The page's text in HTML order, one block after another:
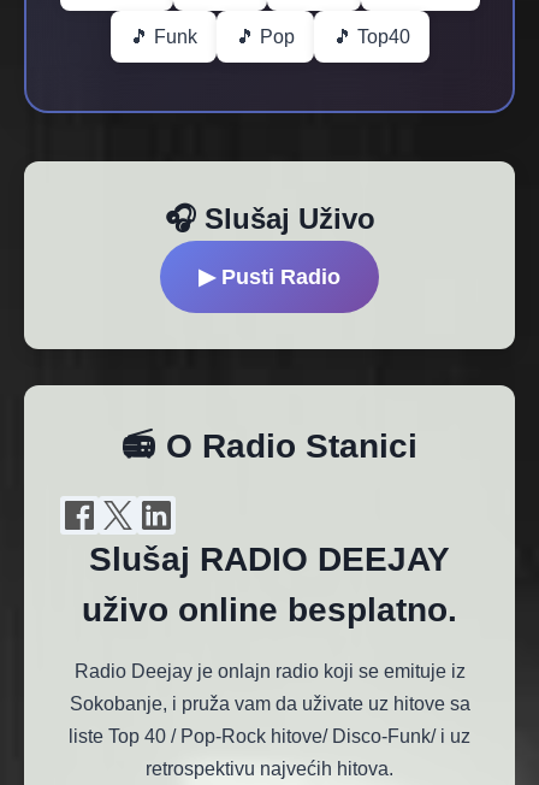
🎵 Funk 🎵 Pop 🎵 Top40
🎧 Slušaj Uživo
▶ Pusti Radio
📻 O Radio Stanici
Slušaj RADIO DEEJAY
uživo online besplatno.
Radio Deejay je onlajn radio koji se emituje iz
Sokobanje, i pruža vam da uživate uz hitove sa
liste Top 40 / Pop-Rock hitove/ Disco-Funk/ i uz
retrospektivu najvećih hitova.